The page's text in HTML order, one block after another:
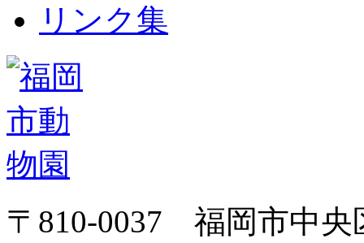
リンク集
〒810-0037 福岡市中央